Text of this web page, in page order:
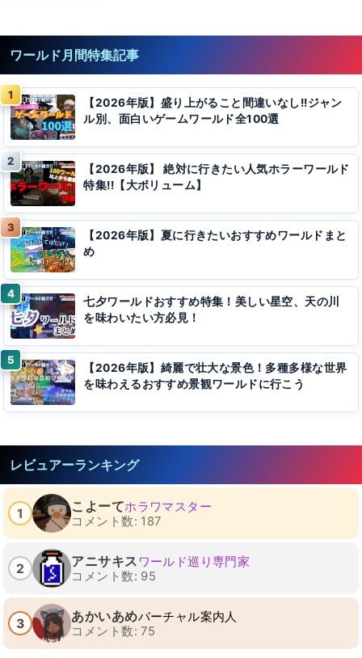
ワールド月間特集記事
【2026年版】盛り上がること間違いなし!!ジャン
ル別、面白いゲームワールド全100選
【2026年版】 絶対に行きたい人気ホラーワールド
特集!!【大ボリューム】
【2026年版】夏に行きたいおすすめワールドまと
め
七夕ワールドおすすめ特集！美しい星空、天の川
を味わいたい方必見！
【2026年版】綺麗で壮大な景色！多種多様な世界
を味わえるおすすめ景観ワールドに行こう
レビュアーランキング
1 こよーてホラワマスター
コメント数: 187
2 アニサキス ワールド巡り専門家
コメント数: 95
3 あかいあめバーチャル案内人
コメント数: 75